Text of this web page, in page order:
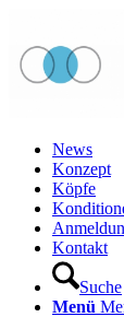
News
Konzept
Köpfe
Kontakt
Suche
Menü